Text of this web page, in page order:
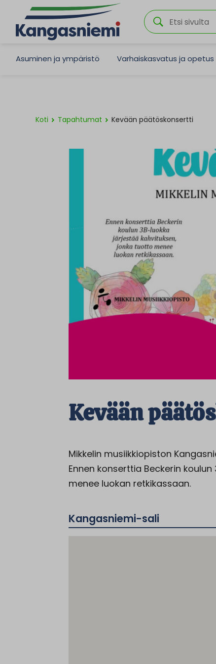
Asuminen ja ympäristö Varhaiskasvatus ja opetus
Koti Tapahtumat Kevään päätöskonsertti
Kevään
Mikkelin musiikkiopiston
Ennen konserttia Beckerin
menee luokan retkikassaan.
Kangasniemi-sali